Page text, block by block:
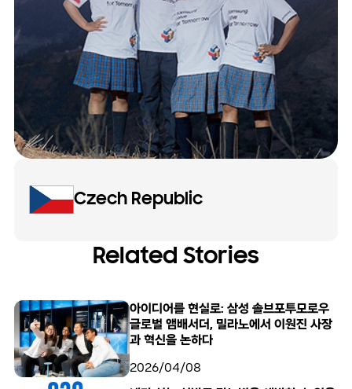
Czech Republic
Related Stories
아이디어를 현실로: 삼성 솔브포투모로우
글로벌 앰배서더, 밀라노에서 이원진 사장
과 혁신을 논하다
2026/04/08